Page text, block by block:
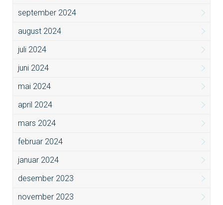
september 2024
august 2024
juli 2024
juni 2024
mai 2024
april 2024
mars 2024
februar 2024
januar 2024
desember 2023
november 2023